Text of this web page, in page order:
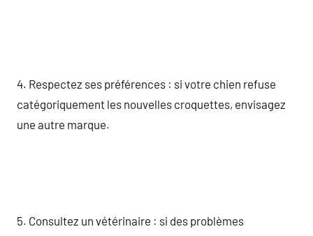
4. Respectez ses préférences : si votre chien refuse
catégoriquement les nouvelles croquettes, envisagez
une autre marque.
5. Consultez un vétérinaire : si des problèmes